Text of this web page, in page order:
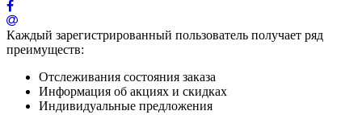
Каждый зарегистрированный пользователь получает ряд
преимуществ:
Отслеживания состояния заказа
Информация об акциях и скидках
Индивидуальные предложения